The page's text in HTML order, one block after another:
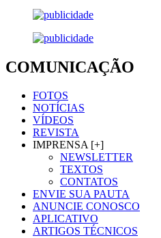
COMUNICAÇÃO
FOTOS
NOTÍCIAS
VÍDEOS
REVISTA
IMPRENSA [+]
NEWSLETTER
TEXTOS
CONTATOS
ENVIE SUA PAUTA
ANUNCIE CONOSCO
APLICATIVO
ARTIGOS TÉCNICOS